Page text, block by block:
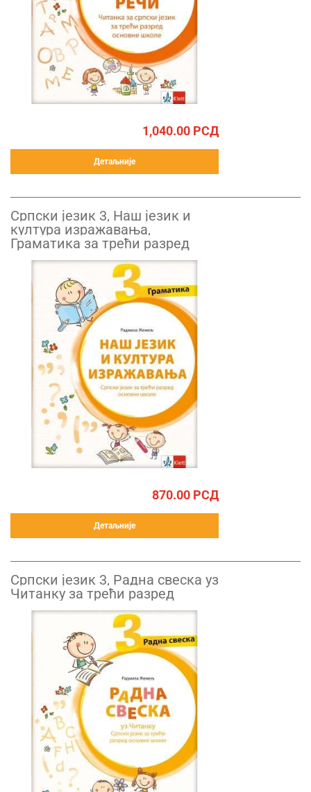
1,040.00 РСД
Детаљније
Српски језик 3, Наш језик и
култура изражавања,
Граматика за трећи разред
870.00 РСД
Детаљније
Српски језик 3, Радна свеска уз
Читанку за трећи разред